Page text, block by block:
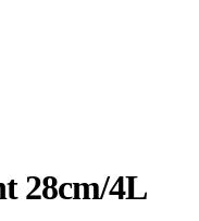
28cm/4L